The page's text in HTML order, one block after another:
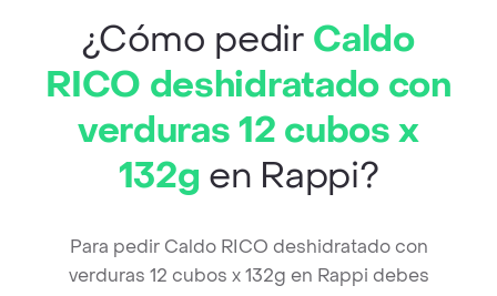
¿Cómo pedir Caldo
RICO deshidratado con
verduras 12 cubos x
132g en Rappi?
Para pedir Caldo RICO deshidratado con
verduras 12 cubos x 132g en Rappi debes